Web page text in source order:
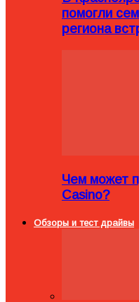
помогли
региона
Чем может
Casino?
Обзоры и тест драйвы